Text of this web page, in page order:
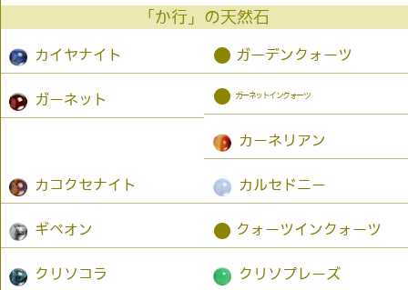
「か行」の天然石
カイヤナイト ● ガーデンクォーツ
ガーネット ● ガーネットインクォーツ
カーネリアン
カコクセナイト カルセドニー
ギベオン ● クォーツインクォーツ
クリソコラ クリソプレーズ